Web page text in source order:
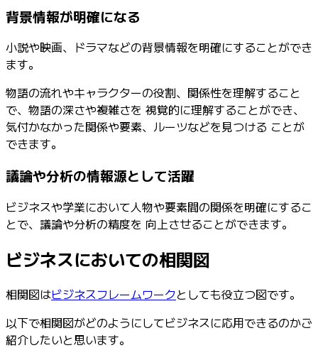
背景情報が明確になる
小説や映画、ドラマなどの背景情報を明確にすることができ
ます。
物語の流れやキャラクターの役割、関係性を理解すること
で、物語の深さや複雑さを 視覚的に理解することができ、
気付かなかった関係や要素、ルーツなどを見つける ことが
できます。
議論や分析の情報源として活躍
ビジネスや学業において人物や要素間の関係を明確にするこ
とで、議論や分析の精度を 向上させることができます。
ビジネスにおいての相関図
相関図はビジネスフレームワークとしても役立つ図です。
以下で相関図がどのようにしてビジネスに応用できるのかご
紹介したいと思います。